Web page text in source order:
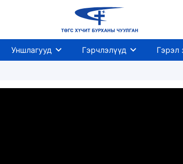
Уншлагууд Гэрчлэлүүд Гэрэл